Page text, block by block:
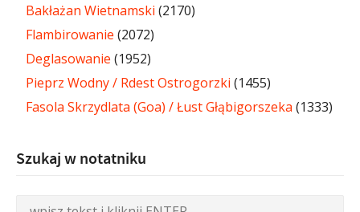
Bakłażan Wietnamski (2170)
Flambirowanie (2072)
Deglasowanie (1952)
Pieprz Wodny / Rdest Ostrogorzki (1455)
Fasola Skrzydlata (Goa) / Łust Głąbigorszeka (1333)
Szukaj w notatniku